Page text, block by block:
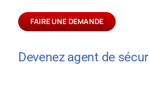
FAIRE UNE DEMANDE
Devenez agent de